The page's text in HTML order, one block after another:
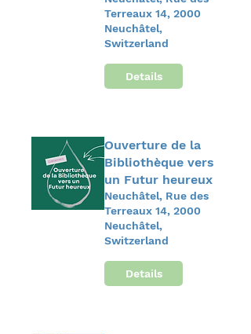
Terreaux 14, 2000
Neuchâtel,
Switzerland
Details
Ouverture de la
Bibliothèque vers
un Futur heureux
Neuchâtel, Rue des
Terreaux 14, 2000
Neuchâtel,
Switzerland
Details